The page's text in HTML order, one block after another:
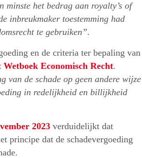
het bedrag aan royalty’s of
inbreukmaker toestemming had
te gebruiken”.
en de criteria ter bepaling van
Economisch Recht.
van de schade op geen andere wijze
in redelijkheid en billijkheid
2023 verduidelijkt dat
principe dat de schadevergoeding